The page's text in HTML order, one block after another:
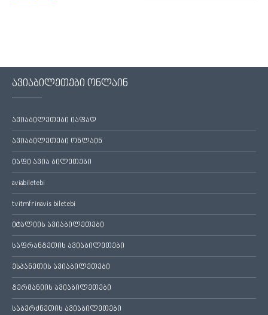
ავიაბილეთები ონლაინ
ავიაბილეთები იაფად
ავიაბილეთები ონლაინ
იაფი ავია ბილეთები
aviabiletebi
tvitmfrinavis biletebi
იტალიის ავიაბილეთები
საფრანგეთის ავიაბილეთები
ესპანეთის ავიაბილეთები
გერმანიის ავიაბილეთები
საბერძნეთის ავიაბილეთები